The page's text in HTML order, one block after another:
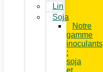
Lin
Soja
Notre
gamme
inoculants
:
soja
et